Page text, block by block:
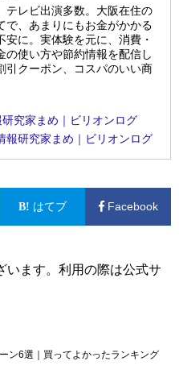
テレビ出演多数。大阪在住の
で、あまりにもお金がかかる
に。実体験を元に、消費・
の使い方や節約情報を配信し
引クーポン、コスパのいい商
究家まめ｜ビリオンログ
報研究家まめ｜ビリオンログ
はてブ Facebook
います。利用の際は公式サ
ン6選｜買ってよかったランキング